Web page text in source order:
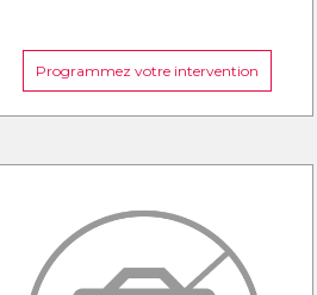
Programmez votre intervention